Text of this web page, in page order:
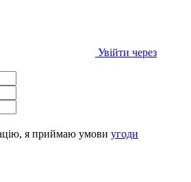
Увійти через
я приймаю умови угоди